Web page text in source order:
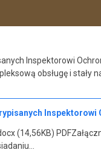
Inspektorowi
obsługę i stały
Inspektorowi
(14,56KB)